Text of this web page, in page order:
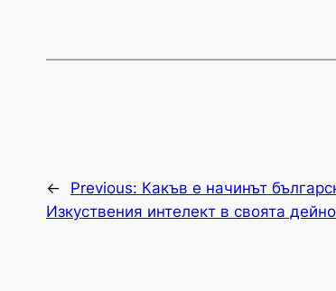
← Previous: Какъв е начинът
Изкуствения интелект в своята